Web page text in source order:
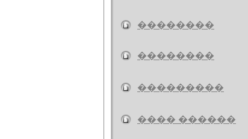
��������
��������
���������
���� ������